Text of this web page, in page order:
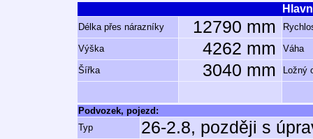
Délka přes nárazníky 12790 mm
Výška 4262 mm Váha
Šířka 3040 mm Ložný
Podvozek, pojezd:
Typ
26-2.8, později s